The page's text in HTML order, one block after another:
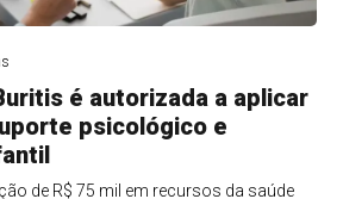
é autorizada a aplicar
psicológico e
de R$ 75 mil em recursos da saúde